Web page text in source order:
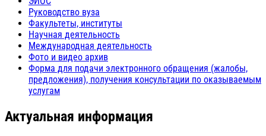
Руководство вуза
Факультеты, институты
Научная деятельность
Международная деятельность
Фото и видео архив
Форма для подачи электронного обращения (жалобы,
предложения), получения консультации по оказываемым
услугам
Актуальная информация